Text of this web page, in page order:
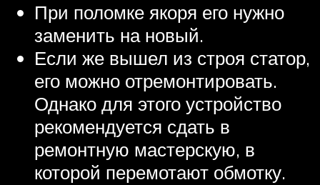
При поломке якоря его нужно
заменить на новый.
Если же вышел из строя статор,
его можно отремонтировать.
Однако для этого устройство
рекомендуется сдать в
ремонтную мастерскую, в
которой перемотают обмотку.